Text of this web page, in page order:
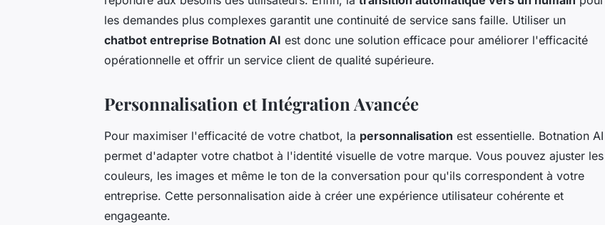
les demandes plus complexes garantit une continuité de service sans faille. Utiliser un
chatbot entreprise Botnation AI est donc une solution efficace pour améliorer l'efficacité
opérationnelle et offrir un service client de qualité supérieure.
Personnalisation et Intégration Avancée
Pour maximiser l'efficacité de votre chatbot, la personnalisation est essentielle. Botnation AI
permet d'adapter votre chatbot à l'identité visuelle de votre marque. Vous pouvez ajuster les
couleurs, les images et même le ton de la conversation pour qu'ils correspondent à votre
entreprise. Cette personnalisation aide à créer une expérience utilisateur cohérente et
engageante.